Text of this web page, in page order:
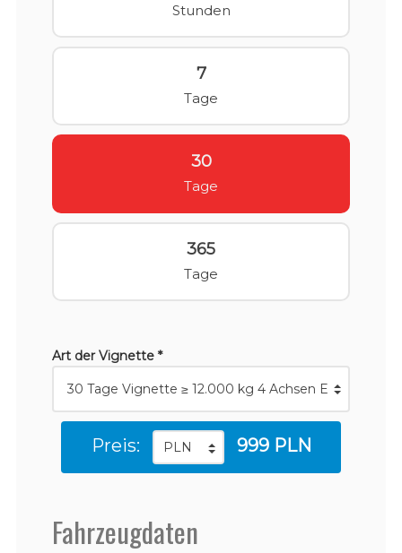
Stunden
7
Tage
30
Tage
365
Tage
Art der Vignette *
Preis: 999 PLN
Fahrzeugdaten